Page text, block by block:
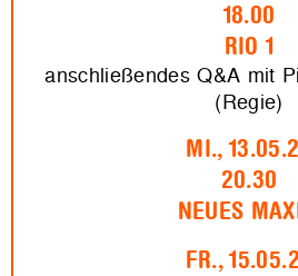
18.00
RIO 1
anschließendes Q&A mit
(Regie)
MI.,
20.30
NEUES
FR.,